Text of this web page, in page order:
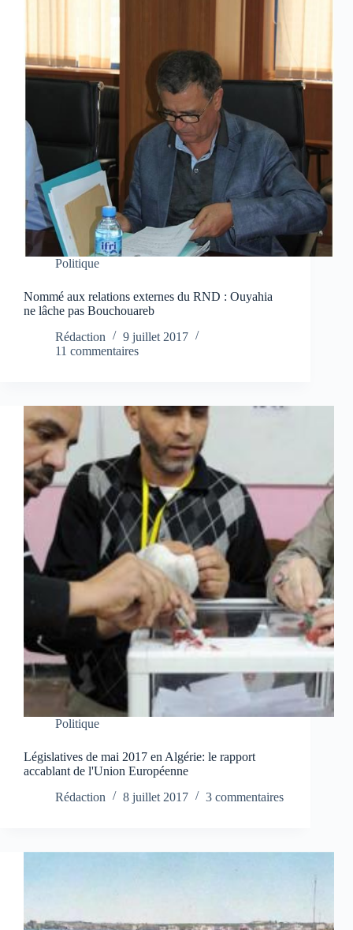
Politique
Nommé aux relations externes du RND : Ouyahia
ne lâche pas Bouchouareb
Rédaction
9 juillet 2017
11 commentaires
Politique
Législatives de mai 2017 en Algérie: le rapport
accablant de l'Union Européenne
Rédaction
8 juillet 2017 3 commentaires